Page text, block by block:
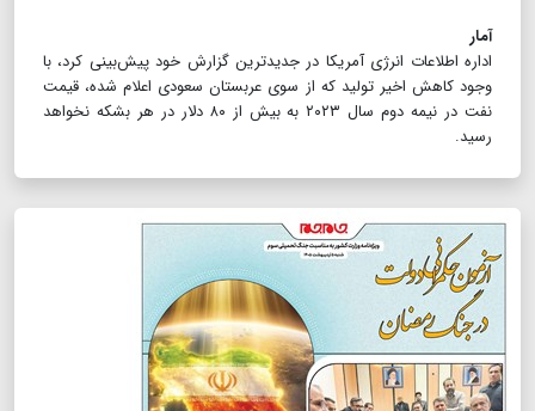
آمار
اداره اطلاعات انرژی آمریکا در جدیدترین گزارش خود پیش‌بینی کرد، با
وجود کاهش اخیر تولید که از سوی عربستان سعودی اعلام شده، قیمت
نفت در نیمه دوم سال ۲۰۲۳ به بیش از ۸۰ دلار در هر بشکه نخواهد
رسید.